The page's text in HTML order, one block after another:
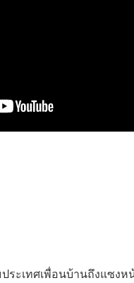
ระเทศเพื่อนบ้านถึงแซงห